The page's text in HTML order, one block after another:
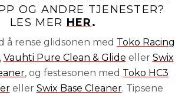
OG ANDRE TJENESTER?
LES MER HER.
å rense glidsonen med Toko Racing
Vauhti Pure Clean & Glide eller Swix
, og festesonen med Toko HC3
eller Swix Base Cleaner. Tipsene